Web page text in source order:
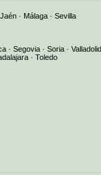
Jaén · Málaga · Sevilla
· Segovia · Soria · Valladolid
· Toledo